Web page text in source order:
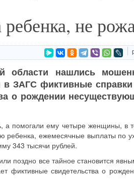
не
области нашлись
ЗАГС фиктивные
о рождении
а помогали ему четыре женщины, в
ребенка, ежемесячные выплаты по
343 тысячи рублей.
поздно все тайное становится
фиктивные свидетельства о